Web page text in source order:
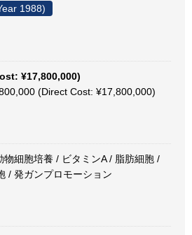
1988)
¥17,800,000)
(Direct Cost: ¥17,800,000)
細胞培養 / ビタミンA / 脂肪細胞 /
/ 発ガンプロモーション